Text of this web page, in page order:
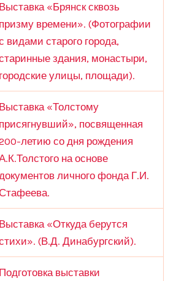
Выставка «Брянск сквозь
призму времени». (Фотографии
видами старого города,
здания, монастыри,
городские улицы, площади).
Выставка «Толстому
присягнувший», посвященная
летию со дня рождения
на основе
личного фонда Г.И.
Выставка «Откуда берутся
(В.Д. Динабургский).
Подготовка выставки